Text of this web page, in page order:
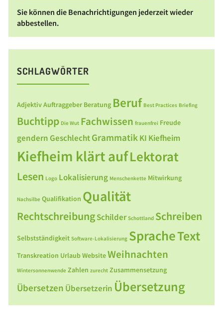
Sie können die Benachrichtigungen jederzeit wieder
abbestellen.
SCHLAGWÖRTER
AdjektivAuftraggeber Beratung Beruf Best Practices Briefing
Buchtipp Die Wut Fachwissen frauenfrei Freude
gendern GeschlechtGrammatikKI Kiefheim
Kiefheim klärt aufLektorat
Lesen Logo Lokalisierung Menschenkette Mitwirkung
Nachsilbe Qualifikation Qualität
RechtschreibungSchilder Schottland Schreiben
Selbstständigkeit Software-Lokalisierung SpracheText
Transkreation UrlaubWebsiteWeihnachten
Wintersonnenwende Zahlen zurecht Zusammensetzung
Übersetzen Übersetzerin Übersetzung